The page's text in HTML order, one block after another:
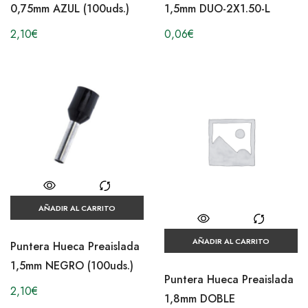
0,75mm AZUL (100uds.)
2,10€
1,5mm DUO-2X1.50-L
0,06€
AÑADIR AL CARRITO
Puntera Hueca Preaislada
1,5mm NEGRO (100uds.)
2,10€
AÑADIR AL CARRITO
Puntera Hueca Preaislada
1,8mm DOBLE